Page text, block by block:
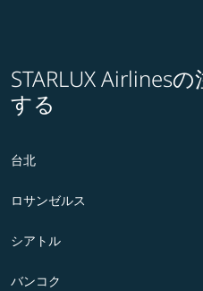
STARLUX Airlines
する
台北
ロサンゼルス
シアトル
バンコク